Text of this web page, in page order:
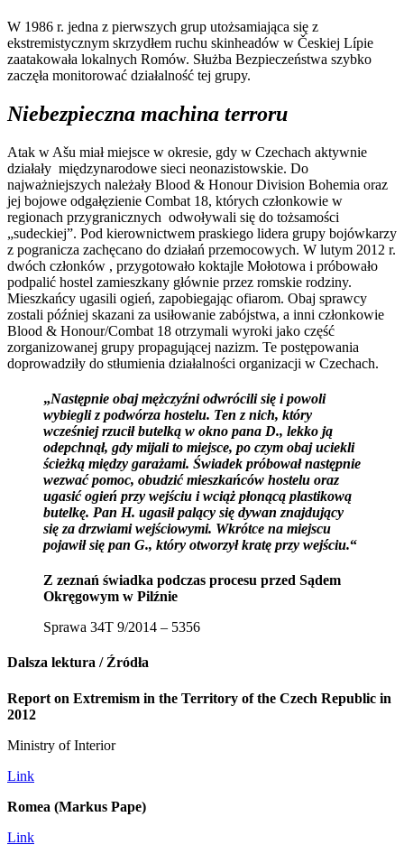
W 1986 r. jedna z pierwszych grup utożsamiająca się z
ekstremistycznym skrzydłem ruchu skinheadów w Českiej Lípie
zaatakowała lokalnych Romów. Służba Bezpieczeństwa szybko
zaczęła monitorować działalność tej grupy.
Niebezpieczna machina terroru
Atak w Ašu miał miejsce w okresie, gdy w Czechach aktywnie
działały międzynarodowe sieci neonazistowskie. Do
najważniejszych należały Blood & Honour Division Bohemia oraz
jej bojowe odgałęzienie Combat 18, których członkowie w
regionach przygranicznych odwoływali się do tożsamości
„sudeckiej”. Pod kierownictwem praskiego lidera grupy bojówkarzy
z pogranicza zachęcano do działań przemocowych. W lutym 2012 r.
dwóch członków , przygotowało koktajle Mołotowa i próbowało
podpalić hostel zamieszkany głównie przez romskie rodziny.
Mieszkańcy ugasili ogień, zapobiegając ofiarom. Obaj sprawcy
zostali później skazani za usiłowanie zabójstwa, a inni członkowie
Blood & Honour/Combat 18 otrzymali wyroki jako część
zorganizowanej grupy propagującej nazizm. Te postępowania
doprowadziły do stłumienia działalności organizacji w Czechach.
„Następnie obaj mężczyźni odwrócili się i powoli
wybiegli z podwórza hostelu. Ten z nich, który
wcześniej rzucił butelką w okno pana D., lekko ją
odepchnął, gdy mijali to miejsce, po czym obaj uciekli
ścieżką między garażami. Świadek próbował następnie
wezwać pomoc, obudzić mieszkańców hostelu oraz
ugasić ogień przy wejściu i wciąż płonącą plastikową
butelkę. Pan H. ugasił palący się dywan znajdujący
się za drzwiami wejściowymi. Wkrótce na miejscu
pojawił się pan G., który otworzył kratę przy wejściu.“
Z zeznań świadka podczas procesu przed Sądem
Okręgowym w Pilźnie
Sprawa 34T 9/2014 – 5356
Dalsza lektura / Źródła
Report on Extremism in the Territory of the Czech Republic in
2012
Ministry of Interior
Link
Romea (Markus Pape)
Link